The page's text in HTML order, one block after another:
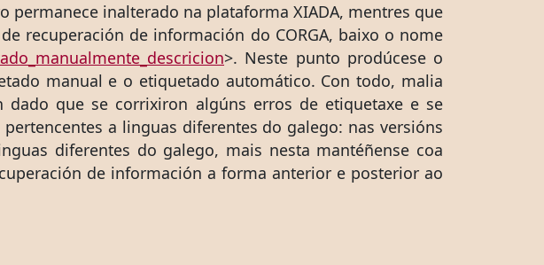
inalterado na plataforma XIADA, mentres que
recuperación de información do CORGA, baixo o nome
>. Neste punto prodúcese o
manual e o etiquetado automático. Con todo, malia
que se corrixiron algúns erros de etiquetaxe e se
a linguas diferentes do galego: nas versións
diferentes do galego, mais nesta mantéñense coa
de información a forma anterior e posterior ao